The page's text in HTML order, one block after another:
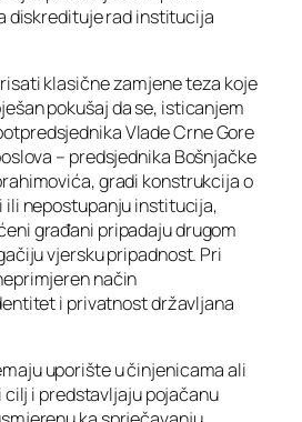
diskredituje rad institucija
klasične zamjene teza koje
pokušaj da se, isticanjem
Vlade Crne Gore
– predsjednika Bošnjačke
gradi konstrukcija o
ili nepostupanju institucija,
građani pripadaju drugom
vjersku pripadnost. Pri
način
i privatnost državljana
uporište u činjenicama ali
i predstavljaju pojačanu